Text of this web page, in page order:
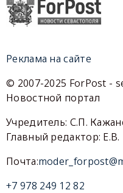
Реклама на сайте
© 2007-2025 ForPost -
Новостной портал
Учредитель: С.П.
Главный редактор:
Почта:
+7 978 249 12 82